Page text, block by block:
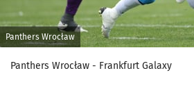
Panthers Wrocław
Panthers Wrocław - Frankfurt Galaxy